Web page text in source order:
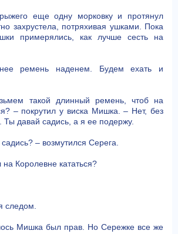
еще одну морковку и протянул
захрустела, потряхивая ушками. Пока
примерялись, как лучше сесть на
ремень наденем. Будем ехать и
такой длинный ремень, чтоб на
– покрутил у виска Мишка. – Нет, без
давай садись, а я ее подержу.
– возмутился Серега.
Королевне кататься?
следом.
Мишка был прав. Но Сережке все же